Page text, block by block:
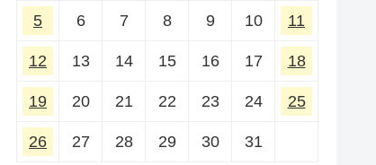
5 6 7 8 9 10 11
12 13 14 15 16 17 18
19 20 21 22 23 24 25
26 27 28 29 30 31